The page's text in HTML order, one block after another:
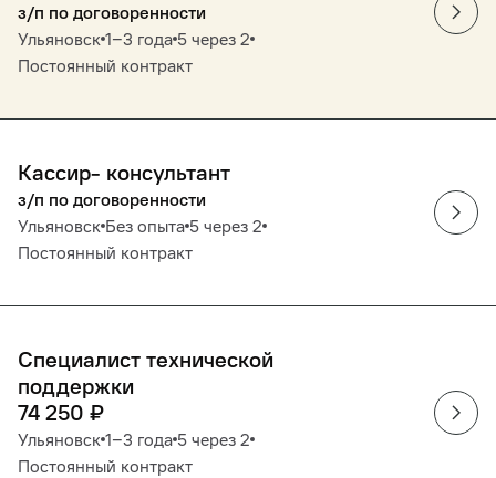
з/п по договоренности
Ульяновск 1‒3 года 5 через 2
Постоянный контракт
Кассир- консультант
з/п по договоренности
Ульяновск Без опыта 5 через 2
Постоянный контракт
Специалист технической
поддержки
74 250 ₽
Ульяновск 1‒3 года 5 через 2
Постоянный контракт